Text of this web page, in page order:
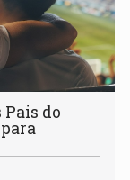
Pais do